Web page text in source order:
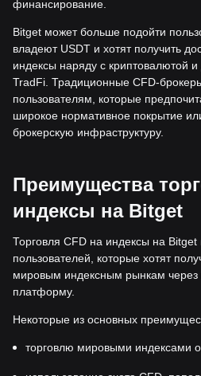
финансирование.
Bitget может больше подойти
владеют USDT и хотят получить
индексы наряду с криптовалютой
TradFi. Традиционные CFD-
пользователям, которые
широкое нормативное покрытие
брокерскую инфраструктуру.
Преимущества
индексы на Bitget
Торговля CFD на индексы на
пользователей, которые хотят
мировым индексным рынкам через
платформу.
Некоторые из основных
торговлю мировыми индексами